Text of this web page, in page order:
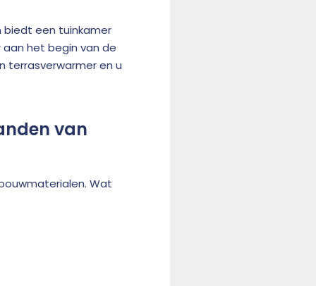
biedt een tuinkamer
het begin van de
terrasverwarmer en u
van
Wat